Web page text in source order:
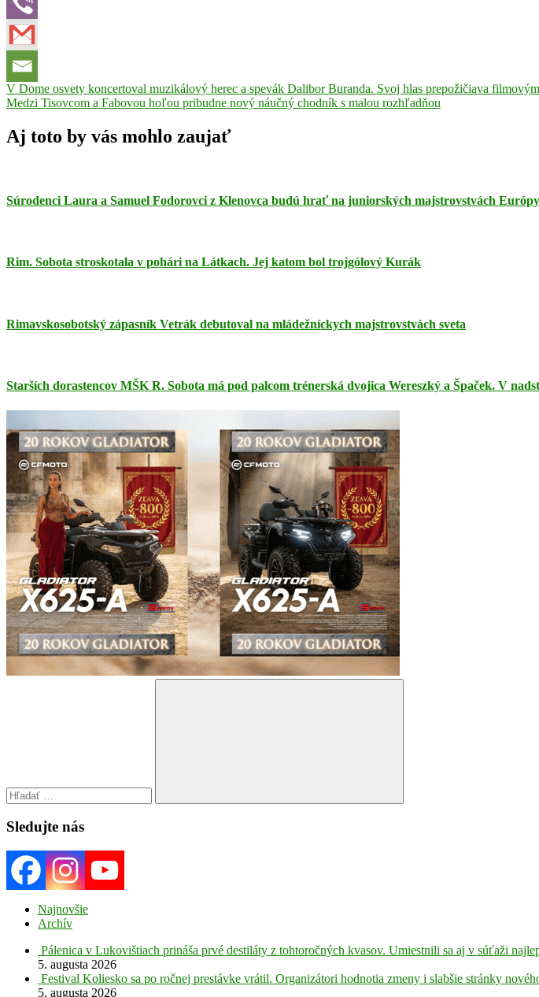
FK
PodkoniceFutbal Július
Dukla
B.
Sobotatretia
Navigácia
v
článku
Previous
Post:
V Dome osvety koncertoval muzikálový herec a spevák Dalibor Buranda. Svoj hlas prepožičiava
Next
Medzi Tisovcom a Fabovou hoľou pribudne nový náučný chodník s malou rozhľadňou
Aj toto by vás mohlo zaujať
Súrodenci Laura a Samuel Fodorovci z Klenovca budú hrať na juniorských majstrovstvách Európy
Rim. Sobota stroskotala v pohári na Látkach. Jej katom bol trojgólový Kurák
Rimavskosobotský zápasník Vetrák debutoval na mládežníckych majstrovstvách sveta
Starších dorastencov MŠK R. Sobota má pod palcom trénerská dvojica Wereszký a Špaček. V
Search
Sledujte nás
Najnovšie
Archív
Pálenica v Lukovištiach prináša prvé destiláty z tohtoročných kvasov. Umiestnili sa aj v súťaži
5. augusta 2026
Festival Koliesko sa po ročnej prestávke vrátil. Organizátori hodnotia zmeny i slabšie stránky
5. augusta 2026